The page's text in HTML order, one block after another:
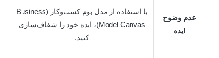
عدم وضوح
با استفاده از مدل بوم کسب‌وکار (Business
Model Canvas)، ایده خود را شفاف‌سازی